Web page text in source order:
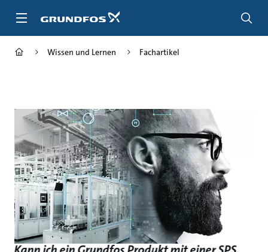
Inhalt
Wissen und Lernen Fachartikel